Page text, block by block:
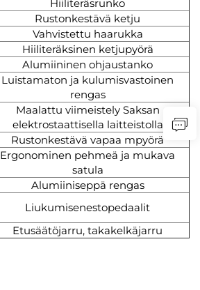
Hiiliteräsrunko
Rustonkestävä ketju
Vahvistettu haarukka
Hiiliteräksinen ketjupyörä
Alumiininen ohjaustanko
Luistamaton ja kulumisvastoinen
rengas
Maalattu viimeistely Saksan
elektrostaattisella laitteistolla
Rustonkestävä vapaa mpyörä
Ergonominen pehmeä ja mukava
satula
Alumiiniseppä rengas
Liukumisenestopedaalit
Etusäätöjarru, takakelkäjarru